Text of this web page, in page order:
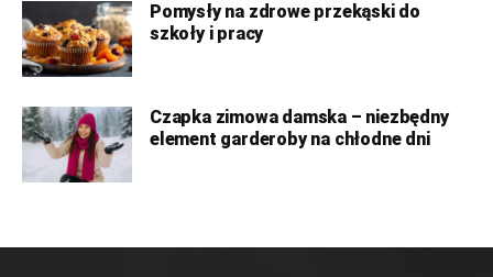
Pomysły na zdrowe przekąski do
szkoły i pracy
Czapka zimowa damska – niezbędny
element garderoby na chłodne dni